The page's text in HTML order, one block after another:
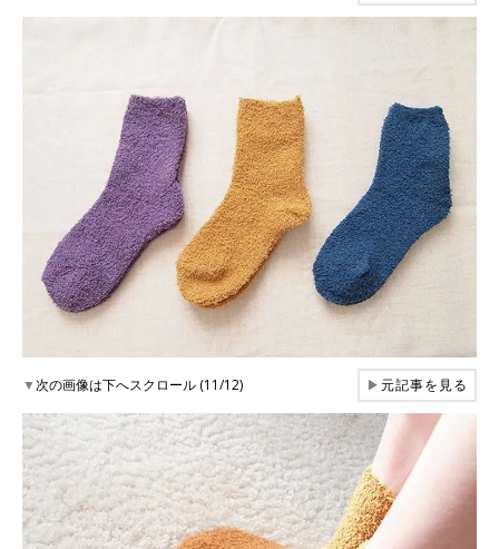
▼次の画像は下へスクロール (11/12) ▶元記事を見る